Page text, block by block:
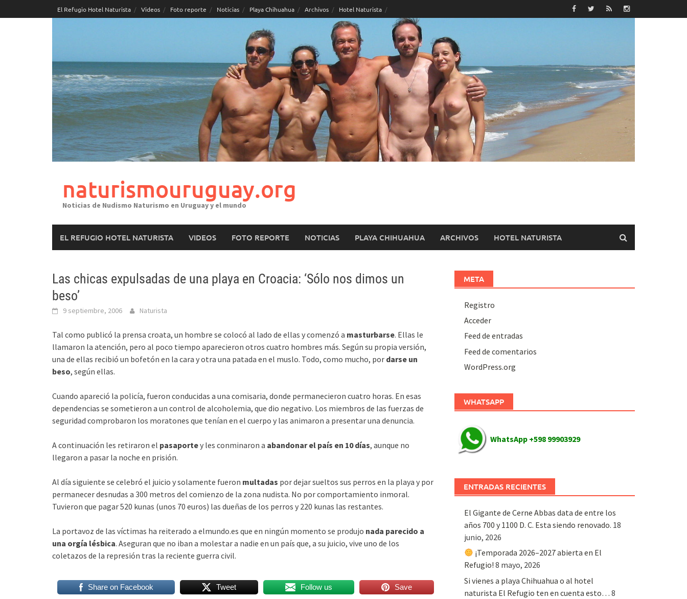
to
El Refugio Hotel Naturista Videos Foto reporte Noticias Playa Chihuahua Archivos Hotel Naturista
naturismouruguay.org
Noticias de Nudismo Naturismo en Uruguay y el mundo
EL REFUGIO HOTEL NATURISTA VIDEOS FOTO REPORTE NOTICIAS PLAYA CHIHUAHUA ARCHIVOS HOTEL NATURISTA
Las chicas expulsadas de una playa en Croacia: ‘Sólo nos dimos un
beso’
9 septiembre, 2006 Naturista
Tal como publicó la prensa croata, un hombre se colocó al lado de ellas y comenzó a masturbarse. Ellas le
llamaron la atención, pero al poco tiempo aparecieron otros cuatro hombres más. Según su propia versión,
una de ellas recibió un bofetón en la cara y otra una patada en el muslo. Todo, como mucho, por darse un
beso, según ellas.
Cuando apareció la policía, fueron conducidas a una comisaria, donde permanecieron cuatro horas. En esas
dependencias se sometieron a un control de alcoholemia, que dio negativo. Los miembros de las fuerzas de
seguridad comprobaron los moratones que tenían en el cuerpo y las animaron a presentar una denuncia.
A continuación les retiraron el pasaportey les conminaron a abandonar el país en 10 días, aunque no
llegaron a pasar la noche en prisión.
Al día siguiente se celebró el juicio y solamente fueron multadas por dejar sueltos sus perros en la playa y por
permanecer desnudas a 300 metros del comienzo de la zona nudista. No por comportamiento inmoral.
Tuvieron que pagar 520 kunas (unos 70 euros) las dueñas de los perros y 220 kunas las restantes.
La portavoz de las víctimas ha reiterado a elmundo.es que en ningún momento se produjo nada parecido a
una orgía lésbica. Aseguran que no iban a molestar a nadie en un país que, a su juicio, vive uno de los
coletazos de la represión tras la reciente guerra civil.
Share on Facebook Tweet Follow us Save
META
Registro
Acceder
Feed de entradas
Feed de comentarios
WordPress.org
WHATSAPP
WhatsApp +598 99903929
ENTRADAS RECIENTES
El Gigante de Cerne Abbas data de entre los
años 700 y 1100 D. C. Esta siendo renovado. 18
junio, 2026
¡Temporada 2026–2027 abierta en El
Refugio! 8 mayo, 2026
Si vienes a playa Chihuahua o al hotel
naturista El Refugio ten en cuenta esto… 8